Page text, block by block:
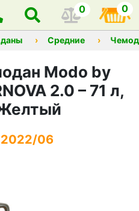
0 0
Средние
Modo by
2.0 – 71 л,
06